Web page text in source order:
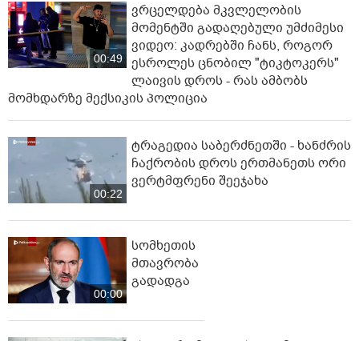
00:49
ვრცელდება მკვლელობის
მომენტში გადაღებული უმძიმესი
ვიდეო: კადრებში ჩანს, როგორ
ესროლეს ცნობილ "ტიკტოკერს"
ლაივის დროს - რას ამბობს
მომხდარზე მექსიკის პოლიცია
00:22
ტრაგედია საბერძნეთში - ხანძრის
ჩაქრობის დროს ერთმანეთს ორი
ვერტმფრენი შეეჯახა
00:00
სომხეთის
მთავრობა
გადადგა